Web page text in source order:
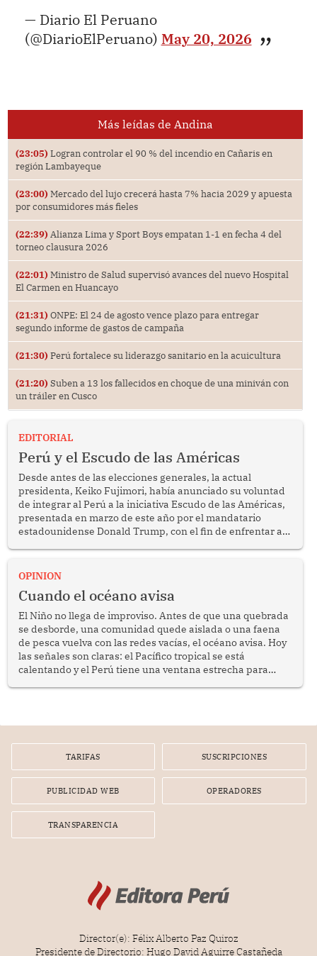
— Diario El Peruano
(@DiarioElPeruano) May 20, 2026
Más leídas de Andina
(23:05) Logran controlar el 90 % del incendio en Cañaris en
región Lambayeque
(23:00) Mercado del lujo crecerá hasta 7% hacia 2029 y apuesta
por consumidores más fieles
(22:39) Alianza Lima y Sport Boys empatan 1-1 en fecha 4 del
torneo clausura 2026
(22:01) Ministro de Salud supervisó avances del nuevo Hospital
El Carmen en Huancayo
(21:31) ONPE: El 24 de agosto vence plazo para entregar
segundo informe de gastos de campaña
(21:30) Perú fortalece su liderazgo sanitario en la acuicultura
(21:20) Suben a 13 los fallecidos en choque de una miniván con
un tráiler en Cusco
EDITORIAL
Perú y el Escudo de las Américas
Desde antes de las elecciones generales, la actual
presidenta, Keiko Fujimori, había anunciado su voluntad
de integrar al Perú a la iniciativa Escudo de las Américas,
presentada en marzo de este año por el mandatario
estadounidense Donald Trump, con el fin de enfrentar al
OPINION
Cuando el océano avisa
El Niño no llega de improviso. Antes de que una quebrada
se desborde, una comunidad quede aislada o una faena
de pesca vuelva con las redes vacías, el océano avisa. Hoy
las señales son claras: el Pacífico tropical se está
calentando y el Perú tiene una ventana estrecha para
TARIFAS SUSCRIPCIONES
PUBLICIDAD WEB OPERADORES
TRANSPARENCIA
Director(e): Félix Alberto Paz Quiroz
Presidente de Directorio: Hugo David Aguirre Castañeda